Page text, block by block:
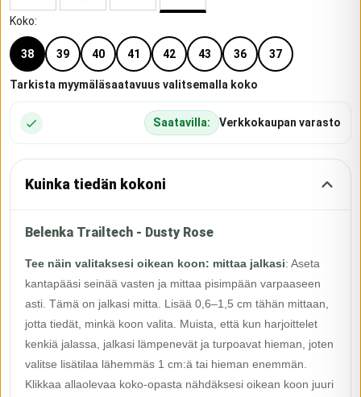
Koko:
38 39 40 41 42 43 36 37
Tarkista myymäläsaatavuus valitsemalla koko
Saatavilla: Verkkokaupan varasto
Kuinka tiedän kokoni
Belenka Trailtech - Dusty Rose
Tee näin valitaksesi oikean koon: mittaa jalkasi: Aseta
kantapääsi seinää vasten ja mittaa pisimpään varpaaseen
asti. Tämä on jalkasi mitta. Lisää 0,6–1,5 cm tähän mittaan,
jotta tiedät, minkä koon valita. Muista, että kun harjoittelet
kenkiä jalassa, jalkasi lämpenevät ja turpoavat hieman, joten
valitse lisätilaa lähemmäs 1 cm:ä tai hieman enemmän.
Klikkaa allaolevaa koko-opasta nähdäksesi oikean koon juuri